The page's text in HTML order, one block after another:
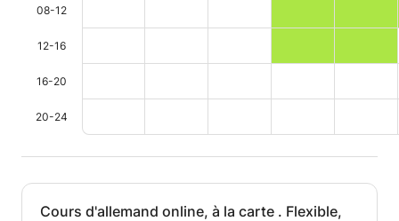
08-12
12-16
16-20
20-24
Cours d'allemand online, à la carte . Flexible,